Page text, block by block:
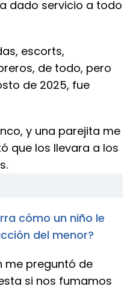
dado servicio a todo
escorts,
de todo, pero
de 2025, fue
y una parejita me
que los llevara a los
cómo un niño le
del menor?
me preguntó de
si nos fumamos